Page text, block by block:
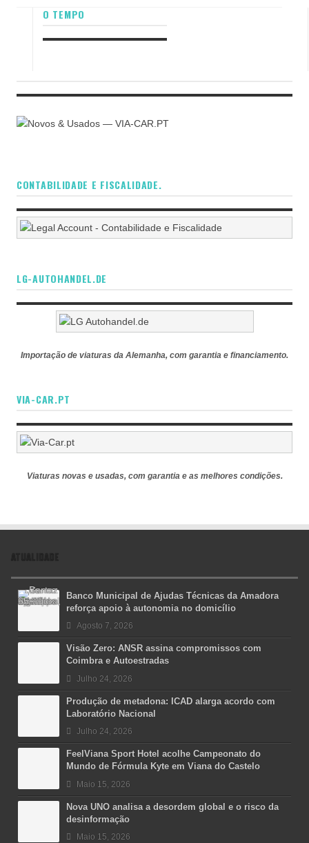
O TEMPO
CONTABILIDADE E FISCALIDADE.
LG-AUTOHANDEL.DE
Importação de viaturas da Alemanha, com garantia e financiamento.
VIA-CAR.PT
Viaturas novas e usadas, com garantia e as melhores condições.
ATUALIDADE
Banco Municipal de Ajudas Técnicas da Amadora
reforça apoio à autonomia no domicílio
Agosto 7, 2026
Visão Zero: ANSR assina compromissos com
Coimbra e Autoestradas
Julho 24, 2026
Produção de metadona: ICAD alarga acordo com
Laboratório Nacional
Julho 24, 2026
FeelViana Sport Hotel acolhe Campeonato do
Mundo de Fórmula Kyte em Viana do Castelo
Maio 15, 2026
Nova UNO analisa a desordem global e o risco da
desinformação
Maio 15, 2026